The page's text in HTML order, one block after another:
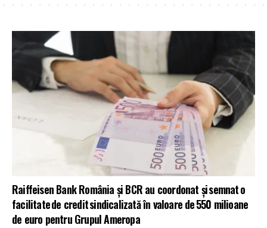
Raiffeisen Bank România și BCR au coordonat și semnat o
facilitate de credit sindicalizată în valoare de 550 milioane
de euro pentru Grupul Ameropa